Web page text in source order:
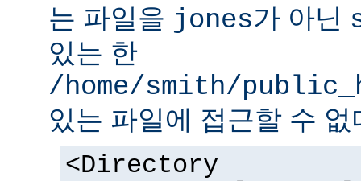
는 파일을 jones가 아닌
있는 한
/home/smith/
있는 파일에 접근할 수 없
<Directory